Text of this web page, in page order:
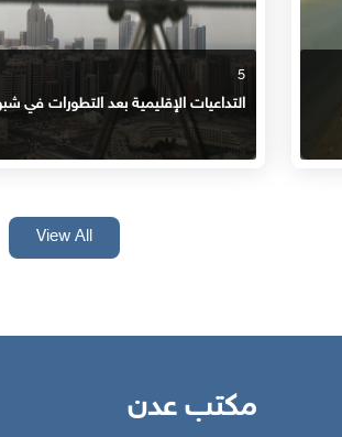
5
التداعيات الإقليمية بعد التطورات في
View All
مكتب عدن